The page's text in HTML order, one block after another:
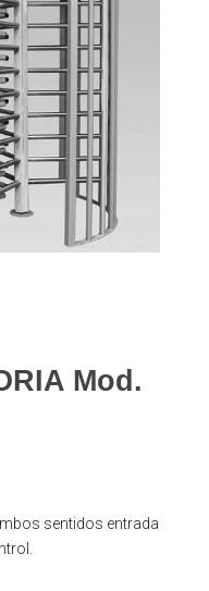
Mod.
sentidos entrada